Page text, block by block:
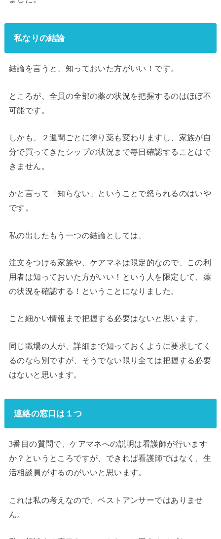
私なりの結論
結論を言うと、知っておいた方がいい！です。
ところが、全員の全部の薬の状況を把握するのはほぼ不
可能です。
しかも、２週間ごとに塗り薬も変わりますし、家族が自
分で買ってきたシップの状況まで毎日確認することはで
きません。
かと言って「知らない」ということで怒られるのはいや
です。
私の出したもう一つの結論としては、
注文をつける家族や、ケアマネは限定的なので、この利
用者は知っておいた方がいい！という人を限定して、薬
の状況を確認する！ということになりました。
こと細かい情報まで把握する必要はないと思います。
同じ職場の人が、詳細まで知っておくように要求してく
るのなら別ですが、そうでない限り全ては把握する必要
はないと思います。
連絡の窓口は１つ
3番目の質問で、ケアマネへの説明は看護師が行います
か？というところですが、できれば看護師ではなく、生
活相談員がするのがいいと思います。
これは私の考えなので、ベストアンサーではありませ
ん。